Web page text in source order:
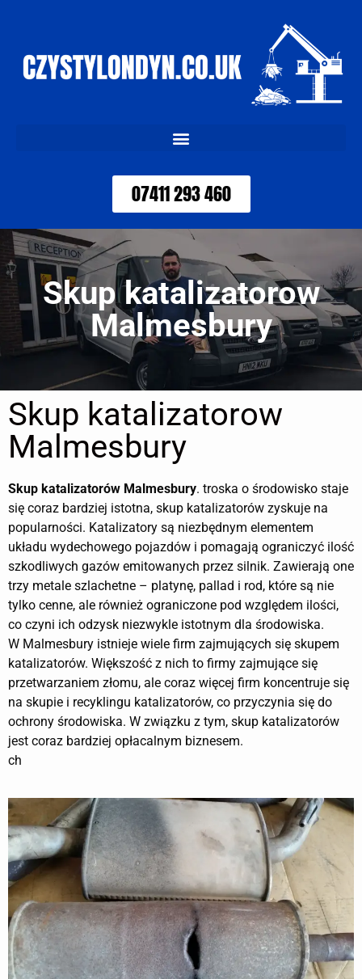
07411 293 460
Skup katalizatorow
Malmesbury
Skup katalizatorow
Malmesbury
Skup katalizatorów Malmesbury. troska o środowisko staje
się coraz bardziej istotna, skup katalizatorów zyskuje na
popularności. Katalizatory są niezbędnym elementem
układu wydechowego pojazdów i pomagają ograniczyć ilość
szkodliwych gazów emitowanych przez silnik. Zawierają one
trzy metale szlachetne – platynę, pallad i rod, które są nie
tylko cenne, ale również ograniczone pod względem ilości,
co czyni ich odzysk niezwykle istotnym dla środowiska.
W Malmesbury istnieje wiele firm zajmujących się skupem
katalizatorów. Większość z nich to firmy zajmujące się
przetwarzaniem złomu, ale coraz więcej firm koncentruje się
na skupie i recyklingu katalizatorów, co przyczynia się do
ochrony środowiska. W związku z tym, skup katalizatorów
jest coraz bardziej opłacalnym biznesem.
ch